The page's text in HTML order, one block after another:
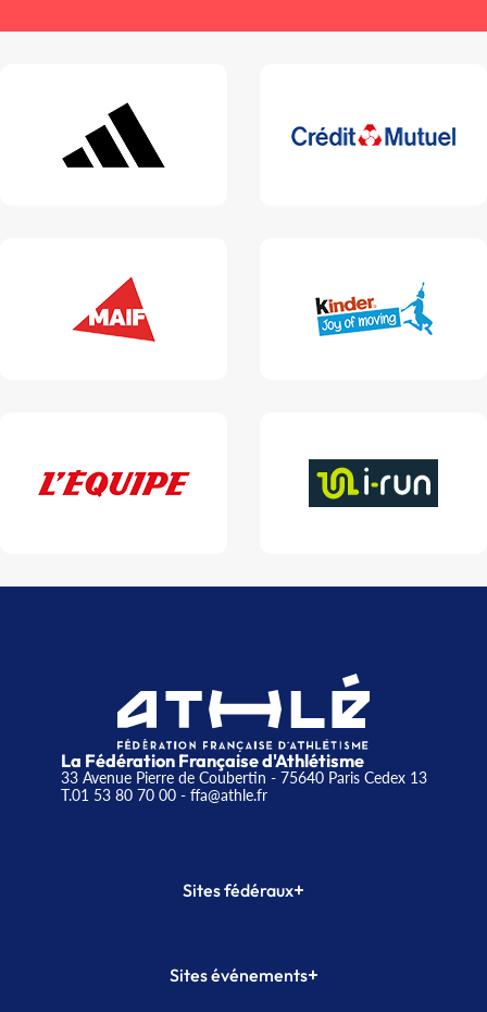
La Fédération Française d'Athlétisme
33 Avenue Pierre de Coubertin - 75640 Paris Cedex 13
T.01 53 80 70 00- ffa@athle.fr
Sites fédéraux+
Plateforme Formation
Sites événements+